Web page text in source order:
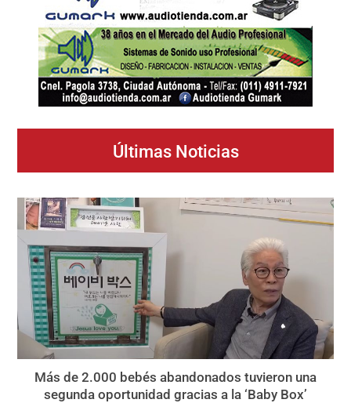
Últimas Noticias
Más de 2.000 bebés abandonados tuvieron una
segunda oportunidad gracias a la ‘Baby Box’